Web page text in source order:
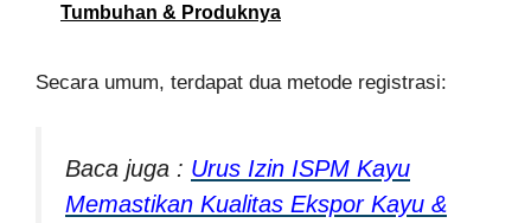
Tumbuhan & Produknya
Secara umum, terdapat dua metode registrasi:
Baca juga : Urus Izin ISPM Kayu
Memastikan Kualitas Ekspor Kayu &